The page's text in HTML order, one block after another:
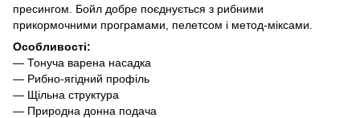
пресингом. Бойл добре поєднується з рибними
прикормочними програмами, пелетсом і метод-міксами.
Особливості:
— Тонуча варена насадка
— Рибно-ягідний профіль
— Щільна структура
— Природна донна подача